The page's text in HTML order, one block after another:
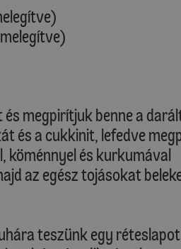
megpirítjuk benne a
és a cukkinit, lefedve
köménnyel és kurkumával
az egész tojásokat
teszünk egy